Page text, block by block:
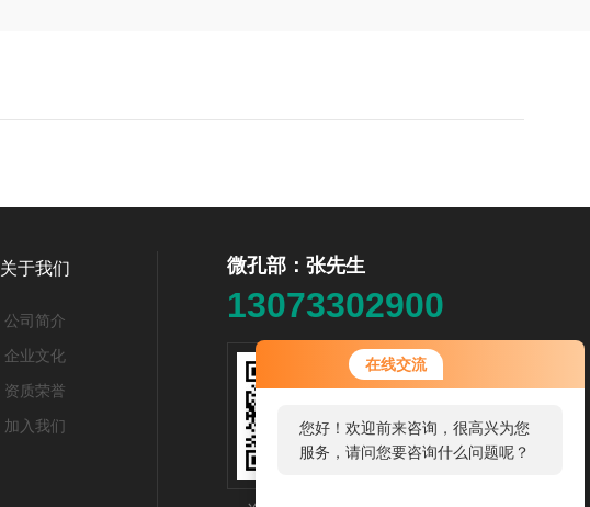
在线交流
您好！欢迎前来咨询，很高兴为您
服务，请问您要咨询什么问题呢？
微孔部：张先生
13073302900
关于我们
公司简介
企业文化
资质荣誉
加入我们